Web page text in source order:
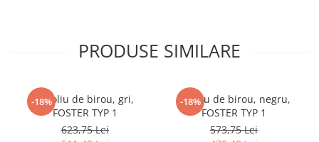
Canapele birou
Dulapuri birou/bibliorafturi
PRODUSE SIMILARE
-18%
Fotoliu de birou, gri,
FOSTER TYP 1
623,75 Lei
-18%
Fotoliu de birou, negru,
FOSTER TYP 1
573,75 Lei